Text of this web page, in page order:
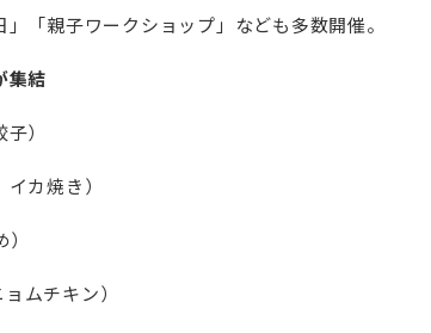
」「親子ワークショップ」なども多数開催。
集結
）
イカ焼き）
ムチキン）